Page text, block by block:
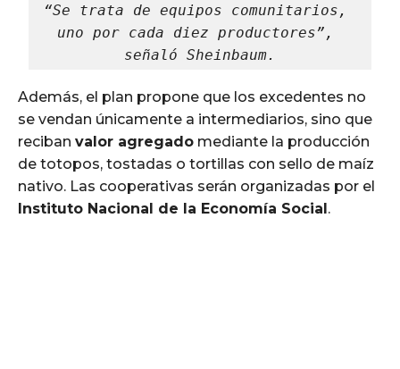
“Se trata de equipos comunitarios,
uno por cada diez productores”,
señaló Sheinbaum.
Además, el plan propone que los excedentes no
se vendan únicamente a intermediarios, sino que
reciban valor agregado mediante la producción
de totopos, tostadas o tortillas con sello de maíz
nativo. Las cooperativas serán organizadas por el
Instituto Nacional de la Economía Social.